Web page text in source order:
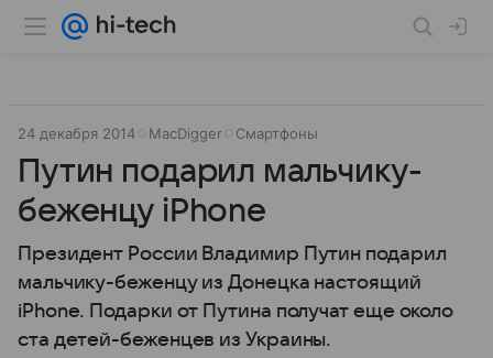
24 декабря 2014 MacDigger Смартфоны
Путин подарил мальчику-
беженцу iPhone
Президент России Владимир Путин подарил
мальчику-беженцу из Донецка настоящий
iPhone. Подарки от Путина получат еще около
ста детей-беженцев из Украины.